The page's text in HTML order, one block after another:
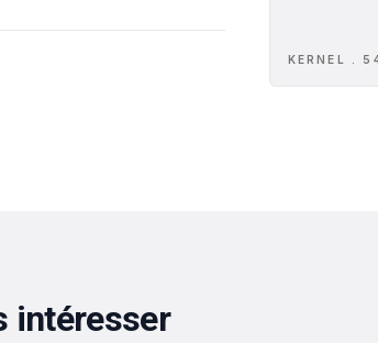
KERNEL .
intéresser